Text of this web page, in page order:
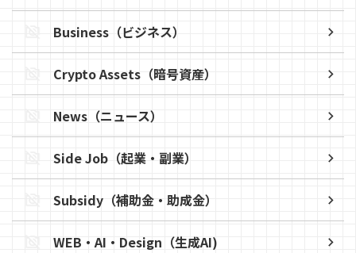
Business（ビジネス）
Crypto Assets（暗号資産）
News（ニュース）
Side Job（起業・副業）
Subsidy（補助金・助成金）
WEB・AI・Design（生成AI)